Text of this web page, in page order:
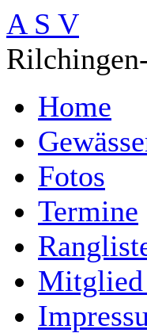
A S V
Home
Fotos
Termine
Mitglied